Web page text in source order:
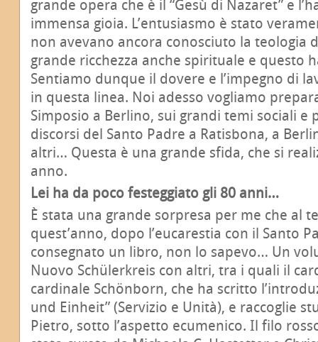
grande opera che è il “Gesù di Nazaret” e
immensa gioia. L’entusiasmo è stato
non avevano ancora conosciuto la teologia
grande ricchezza anche spirituale e questo
Sentiamo dunque il dovere e l’impegno di
in questa linea. Noi adesso vogliamo
Simposio a Berlino, sui grandi temi sociali
discorsi del Santo Padre a Ratisbona, a
altri… Questa è una grande sfida, che si
anno.
Lei ha da poco festeggiato gli 80 anni…
È stata una grande sorpresa per me che al
quest’anno, dopo l’eucarestia con il Santo
consegnato un libro, non lo sapevo… Un
Nuovo Schülerkreis con altri, tra i quali il
cardinale Schönborn, che ha scritto
und Einheit” (Servizio e Unità), e raccoglie
Pietro, sotto l’aspetto ecumenico. Il filo